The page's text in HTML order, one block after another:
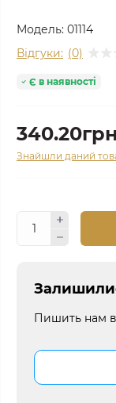
Модель: 01114
Відгуки: (0)
Є в наявності
Знайшли даний
Пишить нам